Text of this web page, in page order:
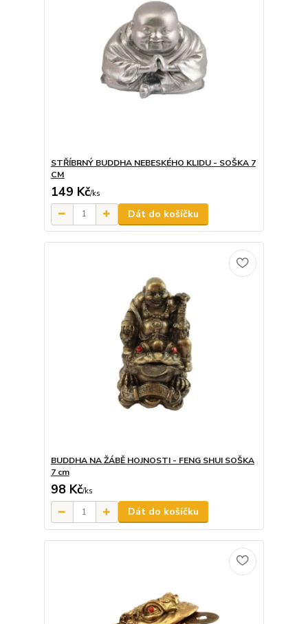
STŘÍBRNÝ BUDDHA NEBESKÉHO KLIDU - SOŠKA 7
CM
149 Kč/ks
Dát do košíčku
BUDDHA NA ŽÁBĚ HOJNOSTI - FENG SHUI SOŠKA
7 cm
98 Kč/ks
Dát do košíčku